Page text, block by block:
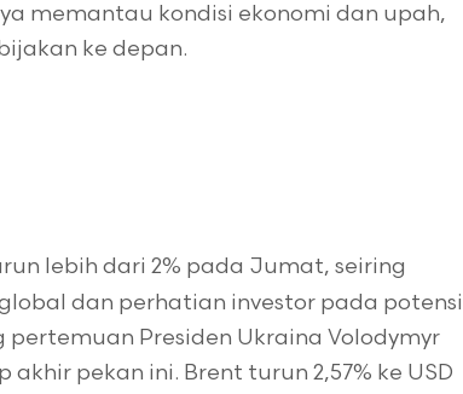
memantau kondisi ekonomi dan upah,
ke depan.
lebih dari 2% pada Jumat, seiring
dan perhatian investor pada potensi
Presiden Ukraina Volodymyr
akhir pekan ini. Brent turun 2,57% ke USD